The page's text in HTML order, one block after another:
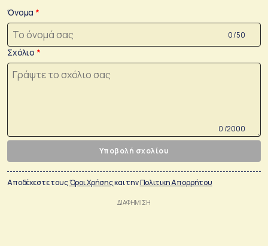
Όνομα
0 /50
Σχόλιο
0 /2000
Υποβολή σχολίου
Αποδέχεστε τουςΌροι Χρήσηςκαι τηνΠολιτικη Απορρήτου